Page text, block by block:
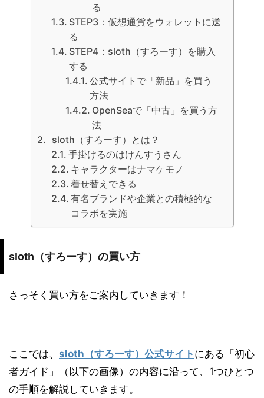
る
STEP3：仮想通貨をウォレットに送
る
STEP4：sloth（すろーす）を購入
する
公式サイトで「新品」を買う
方法
OpenSeaで「中古」を買う方
法
sloth（すろーす）とは？
手掛けるのはけんすうさん
キャラクターはナマケモノ
着せ替えできる
有名ブランドや企業との積極的な
コラボを実施
sloth（すろーす）の買い方
さっそく買い方をご案内していきます！
ここでは、 sloth（すろーす）公式サイト にある「初心
者ガイド」（以下の画像）の内容に沿って、1つひとつ
の手順を解説していきます。